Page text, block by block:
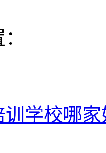
训学校哪家